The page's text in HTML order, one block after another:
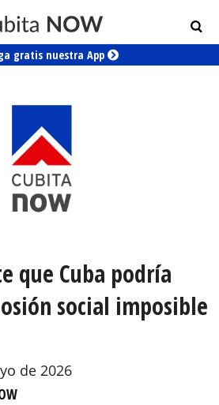
gratis nuestra App
que Cuba podría
social imposible
de 2026